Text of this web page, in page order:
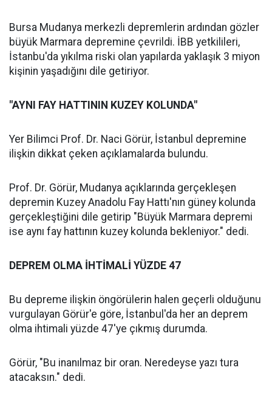
Bursa Mudanya merkezli depremlerin ardından gözler
büyük Marmara depremine çevrildi. İBB yetkilileri,
İstanbu'da yıkılma riski olan yapılarda yaklaşık 3 miyon
kişinin yaşadığını dile getiriyor.
"AYNI FAY HATTININ KUZEY KOLUNDA"
Yer Bilimci Prof. Dr. Naci Görür, İstanbul depremine
ilişkin dikkat çeken açıklamalarda bulundu.
Prof. Dr. Görür, Mudanya açıklarında gerçekleşen
depremin Kuzey Anadolu Fay Hattı'nın güney kolunda
gerçekleştiğini dile getirip "Büyük Marmara depremi
ise aynı fay hattının kuzey kolunda bekleniyor." dedi.
DEPREM OLMA İHTİMALİ YÜZDE 47
Bu depreme ilişkin öngörülerin halen geçerli olduğunu
vurgulayan Görür'e göre, İstanbul'da her an deprem
olma ihtimali yüzde 47'ye çıkmış durumda.
Görür, "Bu inanılmaz bir oran. Neredeyse yazı tura
atacaksın." dedi.